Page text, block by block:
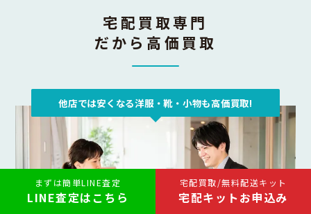
宅配買取/無料配送キット
宅配キットお申込み
まずは簡単LINE査定
LINE査定はこちら
宅配買取専門
だから高価買取
他店では安くなる洋服・靴・小物も高価買取!